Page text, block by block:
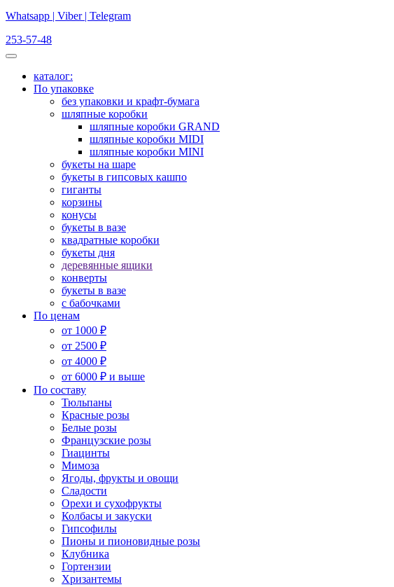
Whatsapp | Viber | Telegram
253-57-48
каталог:
По упаковке
без упаковки и крафт-бумага
шляпные коробки
шляпные коробки GRAND
шляпные коробки MIDI
шляпные коробки MINI
букеты на шаре
букеты в гипсовых кашпо
гиганты
корзины
конусы
букеты в вазе
квадратные коробки
букеты дня
деревянные ящики
конверты
букеты в вазе
с бабочками
По ценам
от 1000 ₽
от 2500 ₽
от 4000 ₽
от 6000 ₽ и выше
По составу
Тюльпаны
Красные розы
Белые розы
Французские розы
Гиацинты
Мимоза
Ягоды, фрукты и овощи
Сладости
Орехи и сухофрукты
Колбасы и закуски
Гипсофилы
Пионы и пионовидные розы
Клубника
Гортензии
Хризантемы